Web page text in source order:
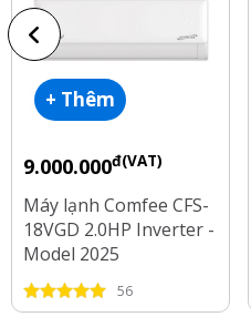
+ Thêm
9.000.000đ(VAT)
Máy lạnh Comfee CFS-
18VGD 2.0HP Inverter -
Model 2025
56